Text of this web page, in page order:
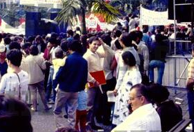
EDP-DPS_TRA-005 [dossiê]
EDP-DPS_TRA-006 [dossiê]
EDP-DPS_TRA-007 [dossiê]
EDP-DPS_TRA-008 [dossiê]
EDP-DPS_TRA-009 [dossiê]
EDP-DPS_TRA-010 [dossiê]
EDP-DPS_TRA-011 [dossiê]
EDP-DPS_TRA-012 [dossiê]